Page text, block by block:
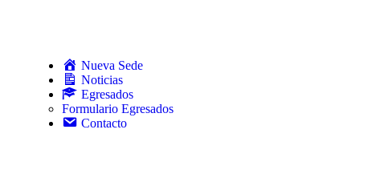
Nueva Sede
Noticias
Egresados
Formulario Egresados
Contacto